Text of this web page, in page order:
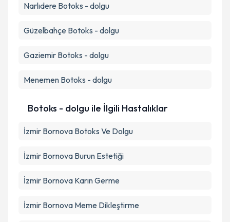
Narlıdere Botoks - dolgu
Güzelbahçe Botoks - dolgu
Gaziemir Botoks - dolgu
Menemen Botoks - dolgu
Botoks - dolgu ile İlgili Hastalıklar
İzmir Bornova Botoks Ve Dolgu
İzmir Bornova Burun Estetiği
İzmir Bornova Karın Germe
İzmir Bornova Meme Dikleştirme